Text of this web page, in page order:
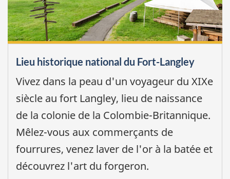
Lieu historique national du Fort-Langley
Vivez dans la peau d'un voyageur du XIXe
siècle au fort Langley, lieu de naissance
de la colonie de la Colombie-Britannique.
Mêlez-vous aux commerçants de
fourrures, venez laver de l'or à la batée et
découvrez l'art du forgeron.